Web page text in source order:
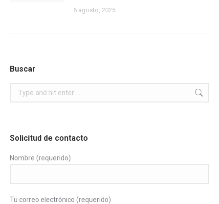
6 agosto, 2025
Buscar
Search:
Solicitud de contacto
Nombre (requerido)
Tu correo electrónico (requerido)